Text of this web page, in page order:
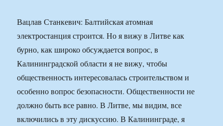
Вацлав Станкевич: Балтийская атомная
электростанция строится. Но я вижу в Литве как
бурно, как широко обсуждается вопрос, в
Калининградской области я не вижу, чтобы
общественность интересовалась строительством и
особенно вопрос безопасности. Общественности не
должно быть все равно. В Литве, мы видим, все
включились в эту дискуссию. В Калининграде, я